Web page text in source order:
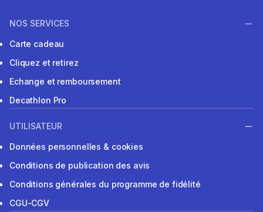
NOS SERVICES
Carte cadeau
Cliquez et retirez
Echange et remboursement
Decathlon Pro
UTILISATEUR
Données personnelles & cookies
Conditions de publication des avis
Conditions générales du programme de fidélité
CGU-CGV